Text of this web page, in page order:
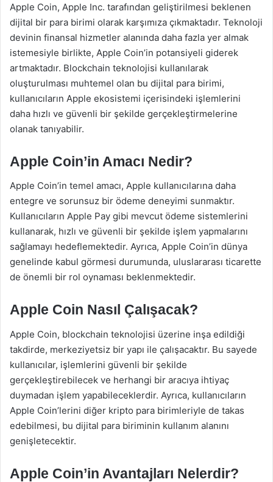
Apple Coin, Apple Inc. tarafından geliştirilmesi beklenen
dijital bir para birimi olarak karşımıza çıkmaktadır. Teknoloji
devinin finansal hizmetler alanında daha fazla yer almak
istemesiyle birlikte, Apple Coin’in potansiyeli giderek
artmaktadır. Blockchain teknolojisi kullanılarak
oluşturulması muhtemel olan bu dijital para birimi,
kullanıcıların Apple ekosistemi içerisindeki işlemlerini
daha hızlı ve güvenli bir şekilde gerçekleştirmelerine
olanak tanıyabilir.
Apple Coin’in Amacı Nedir?
Apple Coin’in temel amacı, Apple kullanıcılarına daha
entegre ve sorunsuz bir ödeme deneyimi sunmaktır.
Kullanıcıların Apple Pay gibi mevcut ödeme sistemlerini
kullanarak, hızlı ve güvenli bir şekilde işlem yapmalarını
sağlamayı hedeflemektedir. Ayrıca, Apple Coin’in dünya
genelinde kabul görmesi durumunda, uluslararası ticarette
de önemli bir rol oynaması beklenmektedir.
Apple Coin Nasıl Çalışacak?
Apple Coin, blockchain teknolojisi üzerine inşa edildiği
takdirde, merkeziyetsiz bir yapı ile çalışacaktır. Bu sayede
kullanıcılar, işlemlerini güvenli bir şekilde
gerçekleştirebilecek ve herhangi bir aracıya ihtiyaç
duymadan işlem yapabileceklerdir. Ayrıca, kullanıcıların
Apple Coin’lerini diğer kripto para birimleriyle de takas
edebilmesi, bu dijital para biriminin kullanım alanını
genişletecektir.
Apple Coin’in Avantajları Nelerdir?